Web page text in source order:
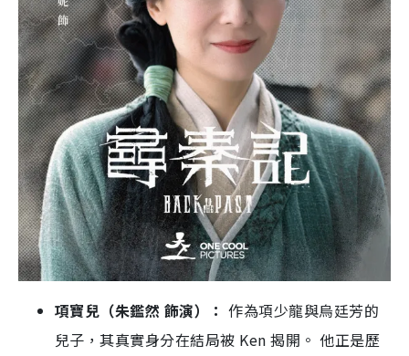
項寶兒（朱鑑然 飾演）： 作為項少龍與烏廷芳的
兒子，其真實身分在結局被 Ken 揭開。 他正是歷